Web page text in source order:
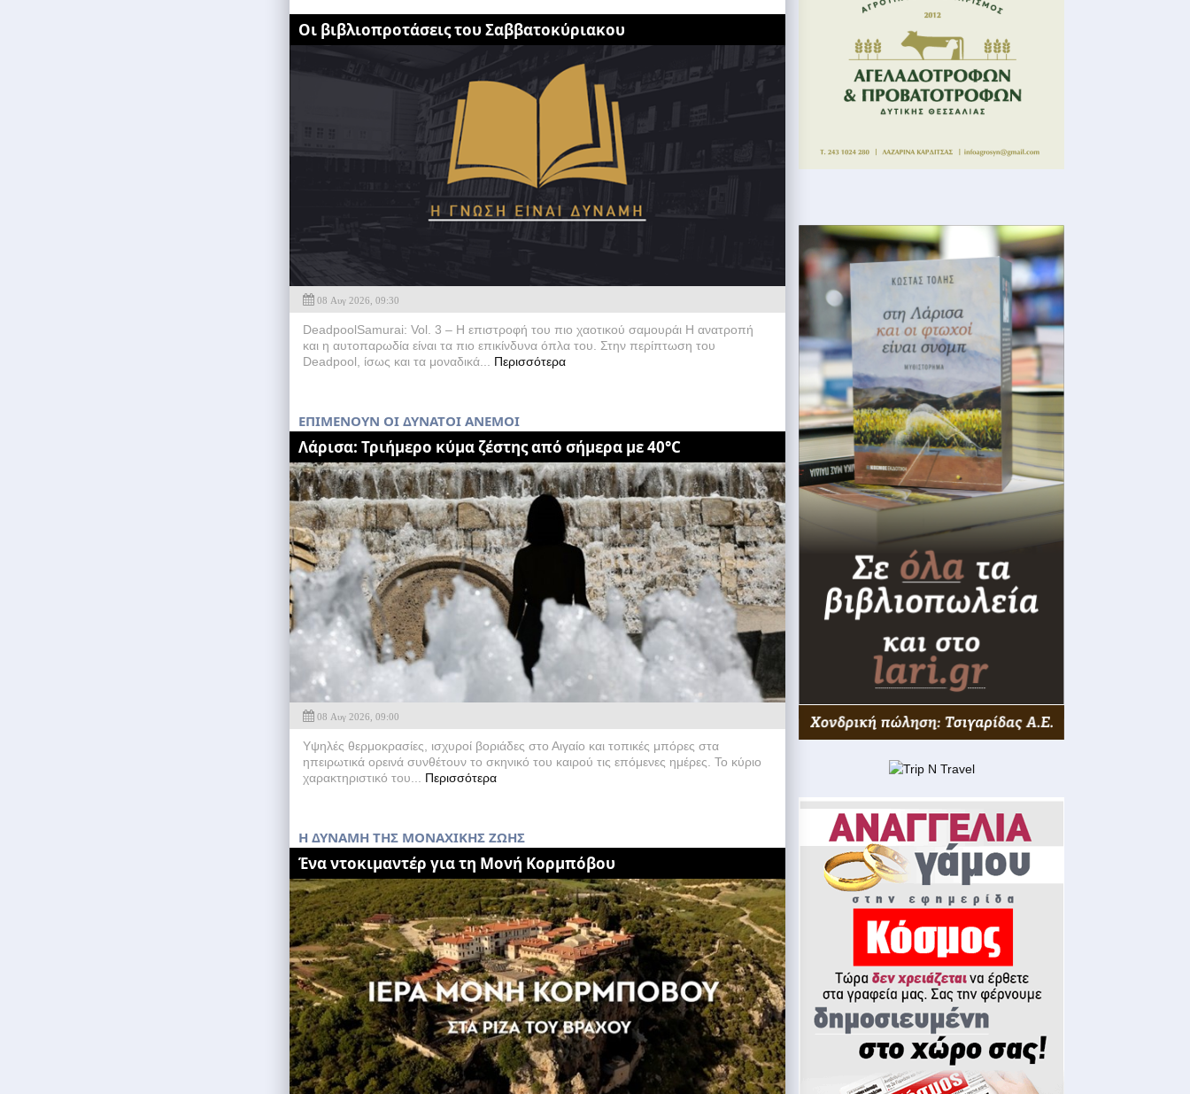
Οι βιβλιοπροτάσεις του Σαββατοκύριακου
08 Αυγ 2026, 09:30
DeadpoolSamurai: Vol. 3 – Η επιστροφή του πιο χαοτικού σαμουράι Η ανατροπή
και η αυτοπαρωδία είναι τα πιο επικίνδυνα όπλα του. Στην περίπτωση του
Deadpool, ίσως και τα μοναδικά... Περισσότερα
EΠΙΜΕΝΟΥΝ ΟΙ ΔΥΝΑΤΟΙ ΑΝΕΜΟΙ
Λάρισα: Τριήμερο κύμα ζέστης από σήμερα με 40°C
08 Αυγ 2026, 09:00
Υψηλές θερμοκρασίες, ισχυροί βοριάδες στο Αιγαίο και τοπικές μπόρες στα
ηπειρωτικά ορεινά συνθέτουν το σκηνικό του καιρού τις επόμενες ημέρες. Το κύριο
χαρακτηριστικό του... Περισσότερα
H ΔΥΝΑΜΗ ΤΗΣ ΜΟΝΑΧΙΚΗΣ ΖΩΗΣ
Ένα ντοκιμαντέρ για τη Μονή Κορμπόβου